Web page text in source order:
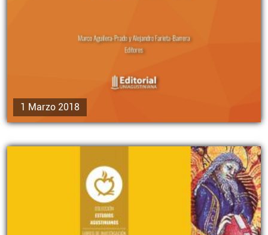
1 Marzo 2018